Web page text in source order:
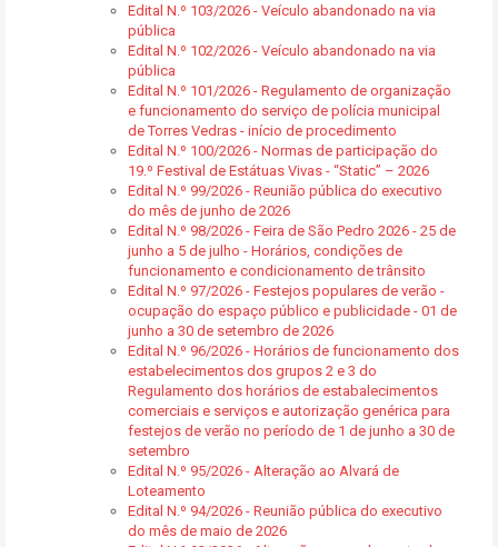
Edital N.º 103/2026 - Veículo abandonado na via
pública
Edital N.º 102/2026 - Veículo abandonado na via
pública
Edital N.º 101/2026 - Regulamento de organização
e funcionamento do serviço de polícia municipal
de Torres Vedras - início de procedimento
Edital N.º 100/2026 - Normas de participação do
19.º Festival de Estátuas Vivas - “Static” – 2026
Edital N.º 99/2026 - Reunião pública do executivo
do mês de junho de 2026
Edital N.º 98/2026 - Feira de São Pedro 2026 - 25 de
junho a 5 de julho - Horários, condições de
funcionamento e condicionamento de trânsito
Edital N.º 97/2026 - Festejos populares de verão -
ocupação do espaço público e publicidade - 01 de
junho a 30 de setembro de 2026
Edital N.º 96/2026 - Horários de funcionamento dos
estabelecimentos dos grupos 2 e 3 do
Regulamento dos horários de estabalecimentos
comerciais e serviços e autorização genérica para
festejos de verão no período de 1 de junho a 30 de
setembro
Edital N.º 95/2026 - Alteração ao Alvará de
Loteamento
Edital N.º 94/2026 - Reunião pública do executivo
do mês de maio de 2026